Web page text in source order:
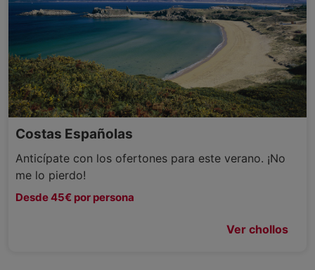
Costas Españolas
Anticípate con los ofertones para este verano. ¡No
me lo pierdo!
Desde 45€ por persona
Ver chollos